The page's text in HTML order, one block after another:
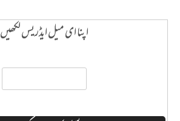
اپنا ای میل ایڈریس لکھیں